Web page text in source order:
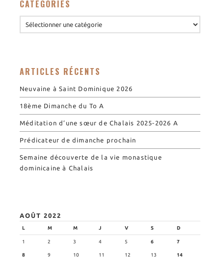
CATÉGORIES
ARTICLES RÉCENTS
Neuvaine à Saint Dominique 2026
18ème Dimanche du To A
Méditation d’une sœur de Chalais 2025-2026 A
Prédicateur de dimanche prochain
Semaine découverte de la vie monastique
dominicaine à Chalais
AOÛT 2022
L M M J V S D
1 2 3 4 5 6 7
8 9 10 11 12 13 14